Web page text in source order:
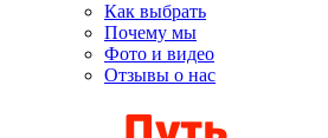
Как выбрать
Почему мы
Фото и видео
Отзывы о нас